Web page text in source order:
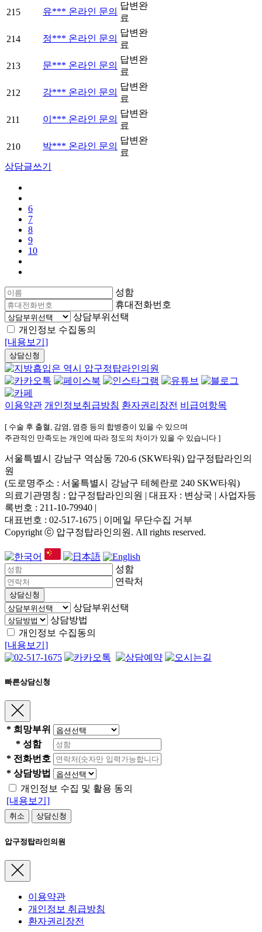
215 유*** 온라인 문의
답변완
료
214 정*** 온라인 문의
답변완
료
213 문*** 온라인 문의
답변완
료
212 강*** 온라인 문의
답변완
료
211 이*** 온라인 문의
답변완
료
210 박*** 온라인 문의
답변완
료
상담글쓰기
6
7
8
9
10
성함
휴대전화번호
상담부위선택
개인정보 수집동의
[내용보기]
상담신청
이용약관 개인정보취급방침 환자권리장전 비급여항목
[ 수술 후 출혈, 감염, 염증 등의 합병증이 있을 수 있으며
주관적인 만족도는 개인에 따라 정도의 차이가 있을 수 있습니다 ]
서울특별시 강남구 역삼동 720-6 (SKW타워) 압구정탑라인의
원
(도로명주소 : 서울특별시 강남구 테헤란로 240 SKW타워)
의료기관명칭 : 압구정탑라인의원 | 대표자 : 변상국 | 사업자등
록번호 : 211-10-79940 |
대표번호 : 02-517-1675 | 이메일 무단수집 거부
Copyright ⓒ 압구정탑라인의원. All rights reserved.
성함
연락처
상담신청
상담부위선택
상담방법
개인정보 수집동의
[내용보기]
빠른상담신청
* 희망부위
* 성함
* 전화번호
* 상담방법
개인정보 수집 및 활용 동의
[내용보기]
취소 상담신청
압구정탑라인의원
이용약관
개인정보 취급방침
환자권리장전